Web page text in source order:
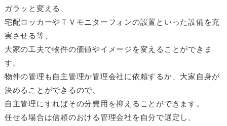
ガラッと変える、
宅配ロッカーやＴＶモニターフォンの設置といった設備を充
実させる等、
大家の工夫で物件の価値やイメージを変えることができま
す。
物件の管理も自主管理か管理会社に依頼するか、大家自身が
決めることができるので、
自主管理にすればその分費用を抑えることができます。
任せる場合は信頼のおける管理会社を自分で選定し、